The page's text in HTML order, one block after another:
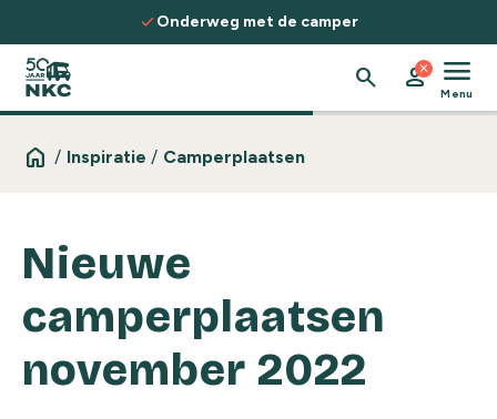
Spring naar de inhoud checkOntdek routes, kennis & inspiratie
search person
close menu
Menu
home / Inspiratie / Camperplaatsen
Nieuwe
camperplaatsen
november 2022